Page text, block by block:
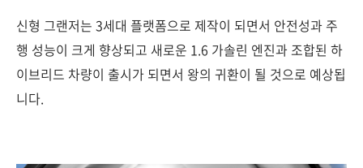
신형 그랜저는 3세대 플랫폼으로 제작이 되면서 안전성과 주
행 성능이 크게 향상되고 새로운 1.6 가솔린 엔진과 조합된 하
이브리드 차량이 출시가 되면서 왕의 귀환이 될 것으로 예상됩
니다.